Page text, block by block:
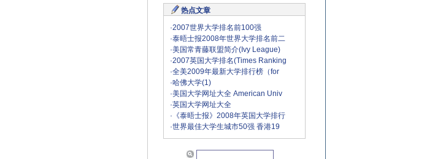
热点文章
·2007世界大学排名前100强
·泰晤士报2008年世界大学排名前二
·美国常青藤联盟简介(Ivy League)
·2007英国大学排名(Times Ranking
·全美2009年最新大学排行榜（for
·哈佛大学(1)
·美国大学网址大全 American Univ
·英国大学网址大全
· 《泰晤士报》2008年英国大学排行
·世界最佳大学生城市50强 香港19